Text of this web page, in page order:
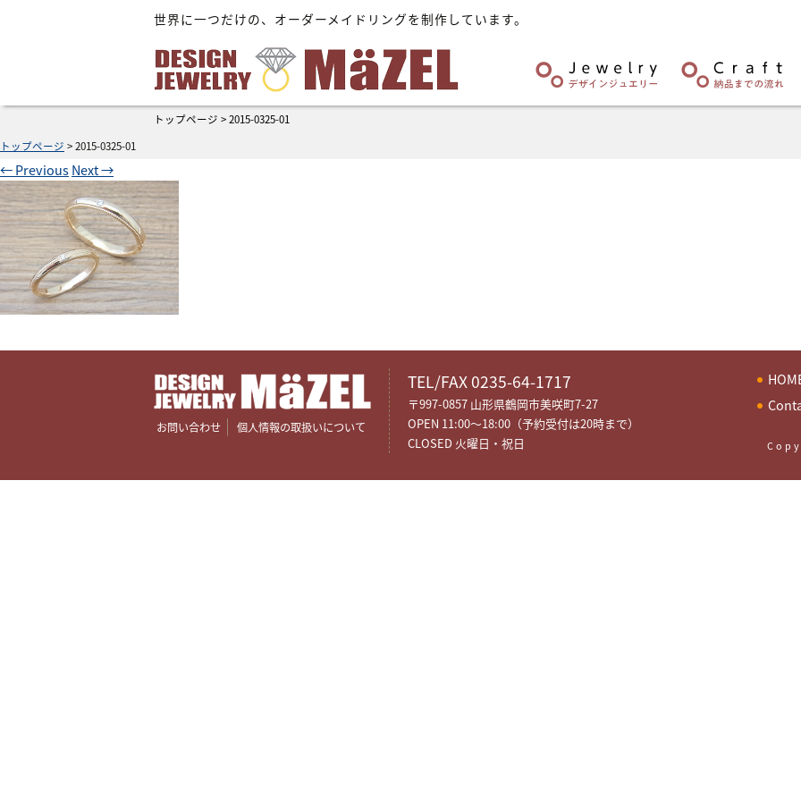
世界に一つだけの、オーダーメイドリングを制作しています。
トップページ >2015-0325-01
トップページ >2015-0325-01
←PreviousNext→
お問い合わせ 個人情報の取扱いについて
TEL/FAX 0235-64-1717
〒997-0857 山形県鶴岡市美咲町7-27
OPEN 11:00～18:00（予約受付は20時まで）
CLOSED 火曜日・祝日